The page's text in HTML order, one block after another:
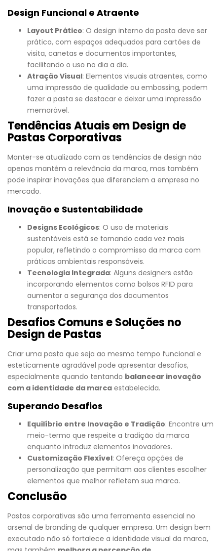
Design Funcional e Atraente
Layout Prático: O design interno da pasta deve ser
prático, com espaços adequados para cartões de
visita, canetas e documentos importantes,
facilitando o uso no dia a dia.
Atração Visual: Elementos visuais atraentes, como
uma impressão de qualidade ou embossing, podem
fazer a pasta se destacar e deixar uma impressão
memorável.
Tendências Atuais em Design de
Pastas Corporativas
Manter-se atualizado com as tendências de design não
apenas mantém a relevância da marca, mas também
pode inspirar inovações que diferenciem a empresa no
mercado.
Inovação e Sustentabilidade
Designs Ecológicos: O uso de materiais
sustentáveis está se tornando cada vez mais
popular, refletindo o compromisso da marca com
práticas ambientais responsáveis.
Tecnologia Integrada: Alguns designers estão
incorporando elementos como bolsos RFID para
aumentar a segurança dos documentos
transportados.
Desafios Comuns e Soluções no
Design de Pastas
Criar uma pasta que seja ao mesmo tempo funcional e
esteticamente agradável pode apresentar desafios,
especialmente quando tentando balancear inovação
com a identidade da marca estabelecida.
Superando Desafios
Equilíbrio entre Inovação e Tradição: Encontre um
meio-termo que respeite a tradição da marca
enquanto introduz elementos inovadores.
Customização Flexível: Ofereça opções de
personalização que permitam aos clientes escolher
elementos que melhor refletem sua marca.
Conclusão
Pastas corporativas são uma ferramenta essencial no
arsenal de branding de qualquer empresa. Um design bem
executado não só fortalece a identidade visual da marca,